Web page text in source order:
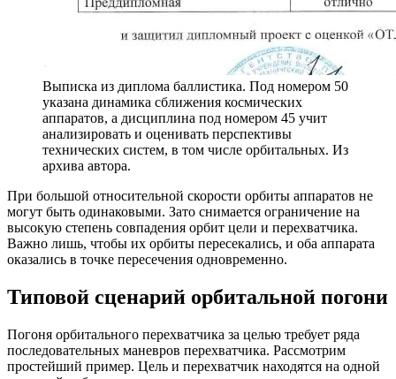
Выписка из диплома баллистика. Под номером 50
указана динамика сближения космических
аппаратов, а дисциплина под номером 45 учит
анализировать и оценивать перспективы
технических систем, в том числе орбитальных. Из
архива автора.
При большой относительной скорости орбиты аппаратов не
могут быть одинаковыми. Зато снимается ограничение на
высокую степень совпадения орбит цели и перехватчика.
Важно лишь, чтобы их орбиты пересекались, и оба аппарата
оказались в точке пересечения одновременно.
Типовой сценарий орбитальной погони
Погоня орбитального перехватчика за целью требует ряда
последовательных маневров перехватчика. Рассмотрим
простейший пример. Цель и перехватчик находятся на одной